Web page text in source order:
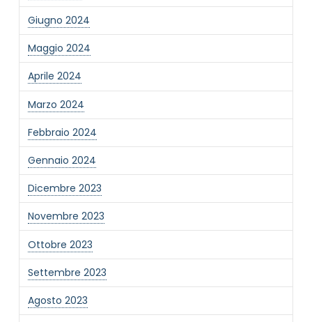
Giugno 2024
Maggio 2024
Aprile 2024
Marzo 2024
Febbraio 2024
Gennaio 2024
Dicembre 2023
Novembre 2023
Ottobre 2023
Settembre 2023
Agosto 2023